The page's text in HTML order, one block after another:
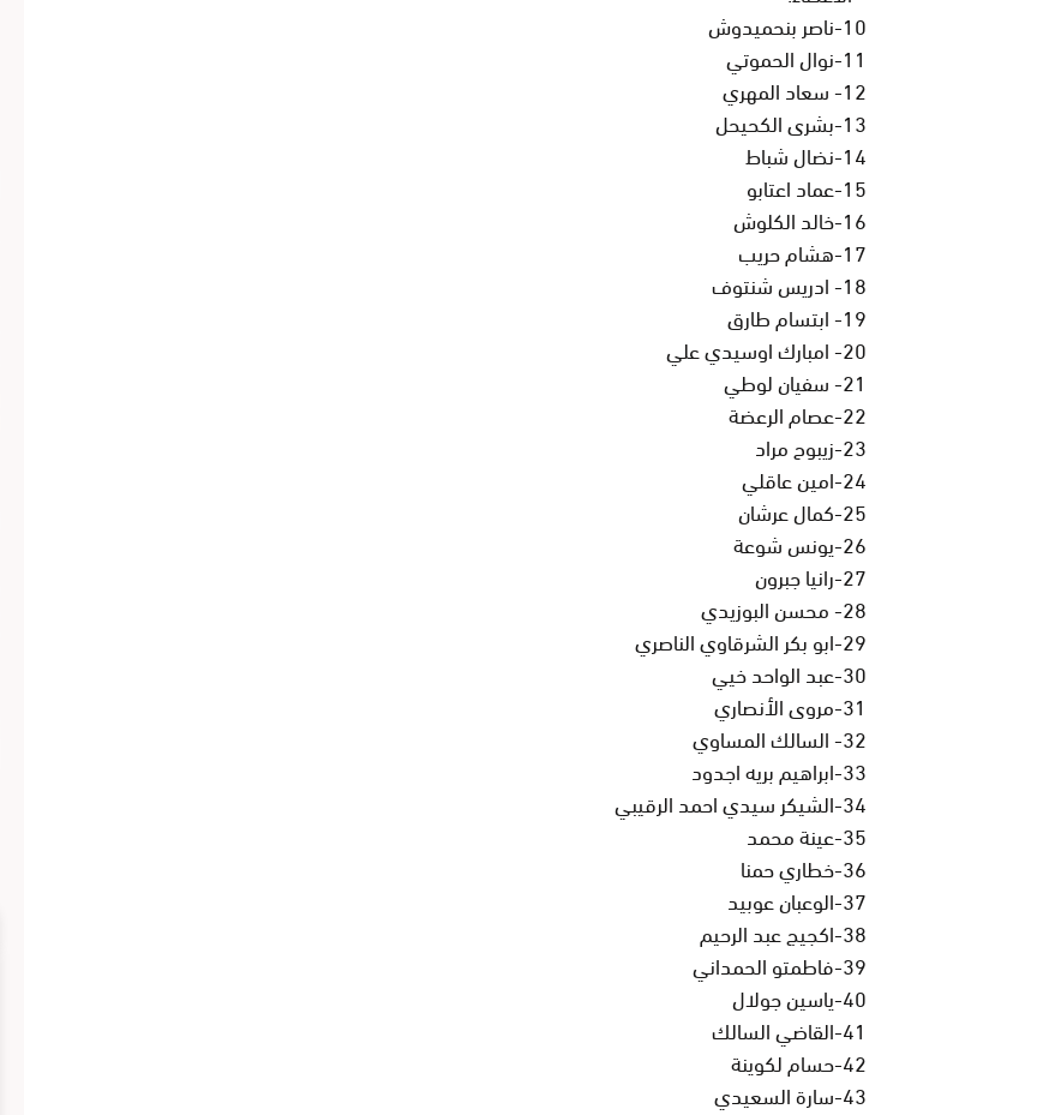
10-ناصر بنحميدوش
11-نوال الحموتي
12- سعاد المهري
13-بشرى الكحيحل
14-نضال شباط
15-عماد اعتابو
16-خالد الكلوش
17-هشام حريب
18- ادريس شنتوف
19- ابتسام طارق
20- امبارك اوسيدي علي
21- سفيان لوطي
22-عصام الرعضة
23-زيبوح مراد
24-امين عاقلي
25-كمال عرشان
26-يونس شوعة
27-رانيا جبرون
28- محسن البوزيدي
29-ابو بكر الشرقاوي الناصري
30-عبد الواحد خيي
31-مروى الأنصاري
32- السالك المساوي
33-ابراهيم بريه اجدود
34-الشيكر سيدي احمد الرقيبي
35-عينة محمد
36-خطاري حمنا
37-الوعبان عوبيد
38-اكجيج عبد الرحيم
39-فاطمتو الحمداني
40-ياسين جولال
41-القاضي السالك
42-حسام لكوينة
43-سارة السعيدي